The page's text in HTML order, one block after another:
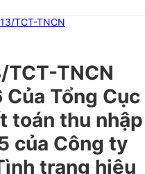
TCT-TNCN
TCT-TNCN
Tổng Cục
toán thu nhập
của Công ty
trạng hiệu